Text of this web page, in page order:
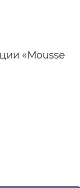
«Mousse